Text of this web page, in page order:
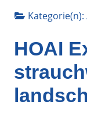
Kategorie(n):
HOAI